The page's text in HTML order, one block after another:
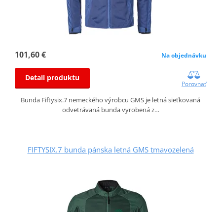
101,60 € Na objednávku
Detail produktu
Porovnať
Bunda Fiftysix.7 nemeckého výrobcu GMS je letná sieťkovaná
odvetrávaná bunda vyrobená z…
FIFTYSIX.7 bunda pánska letná GMS tmavozelená